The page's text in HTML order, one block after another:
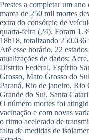
Prestes a completar um
marca de 250 mil mortes
extra do consórcio de
quarta-feira (24). Foram
18h18, totalizando 250.036
Até esse horário, 22
atualizações de dados:
Distrito Federal, Espírito
Grosso, Mato Grosso do
Paraná, Rio de janeiro,
Grande do Sul, Santa
O número mortes foi
vacinação e com novas
o ritmo acelerado de
falta de medidas de